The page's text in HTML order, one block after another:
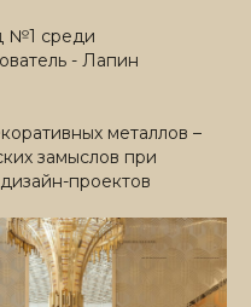
№1 среди
- Лапин
металлов –
замыслов при
проектов